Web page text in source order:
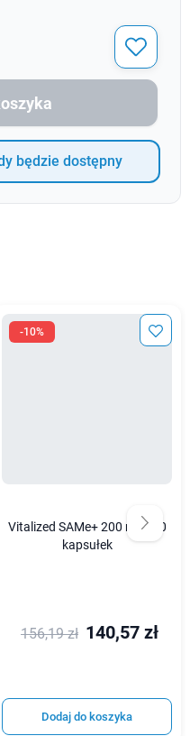
będzie dostępny
-10%
Vitalized SAMe+ 200 mg - 60
kapsułek
156,19 zł 140,57 zł
Dodaj do koszyka